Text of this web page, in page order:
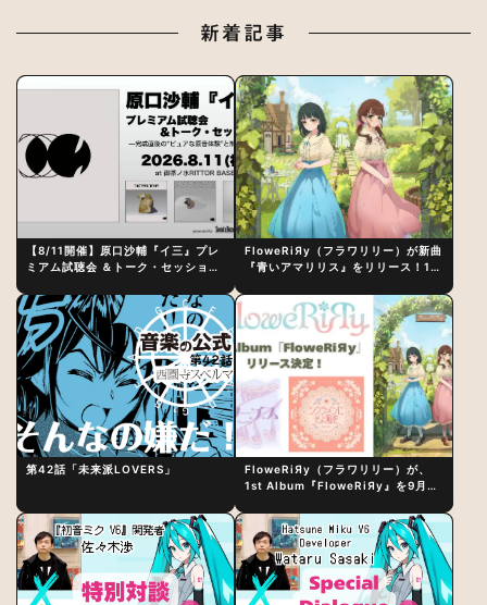
新着記事
【8/11開催】原口沙輔『イ三』プレ
ミアム試聴会 ＆トーク・セッション
制作秘話
FloweRiЯy（フラワリリー）が新曲
『青いアマリリス』をリリース！1st
第42話「未来派LOVERS」
FloweRiЯy（フラワリリー）が、
1st Album『FloweRiЯy』を9月23